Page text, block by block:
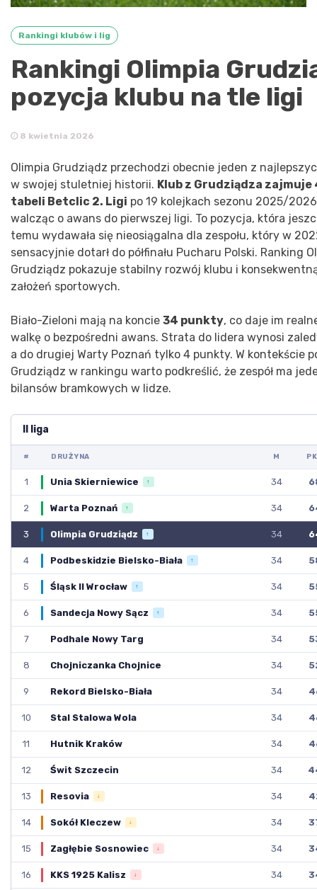
Rankingi klubów i lig
Rankingi Olimpia
pozycja klubu na tle ligi
8 kwietnia 2026
Olimpia Grudziądz przechodzi obecnie jeden z
w swojej stuletniej historii. Klub z Grudziądza zajmuje
tabeli Betclic 2. Ligi po 19 kolejkach sezonu 2025/
walcząc o awans do pierwszej ligi. To pozycja, która
temu wydawała się nieosiągalna dla zespołu, który w
sensacyjnie dotarł do półfinału Pucharu Polski. Ranking
Grudziądz pokazuje stabilny rozwój klubu i
założeń sportowych.
Biało-Zieloni mają na koncie 34 punkty, co daje im
walkę o bezpośredni awans. Strata do lidera wynosi
a do drugiej Warty Poznań tylko 4 punkty. W kontekście
Grudziądz w rankingu warto podkreślić, że zespół ma
bilansów bramkowych w lidze.
II liga
# DRUŻYNA M
1 Unia Skierniewice ↑ 34
2 Warta Poznań ↑ 34
3 Olimpia Grudziądz ↑ 34
4 Podbeskidzie Bielsko-Biała ↑ 34
5 Śląsk II Wrocław ↑ 34
6 Sandecja Nowy Sącz ↑ 34
7 Podhale Nowy Targ 34
8 Chojniczanka Chojnice 34
9 Rekord Bielsko-Biała 34
10 Stal Stalowa Wola 34
11 Hutnik Kraków 34
12 Świt Szczecin 34
13 Resovia ↓ 34
14 Sokół Kleczew ↓ 34
15 Zagłębie Sosnowiec ↓ 34
16 KKS 1925 Kalisz ↓ 34